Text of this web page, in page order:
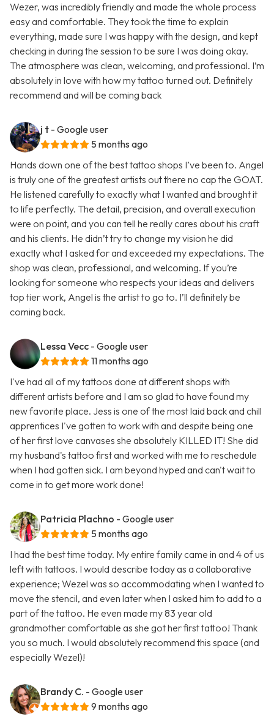
Wezer, was incredibly friendly and made the whole process
easy and comfortable. They took the time to explain
everything, made sure I was happy with the design, and kept
checking in during the session to be sure I was doing okay.
The atmosphere was clean, welcoming, and professional. I’m
absolutely in love with how my tattoo turned out. Definitely
recommend and will be coming back
j t - Google user
5 months ago
Hands down one of the best tattoo shops I’ve been to. Angel
is truly one of the greatest artists out there no cap the GOAT.
He listened carefully to exactly what I wanted and brought it
to life perfectly. The detail, precision, and overall execution
were on point, and you can tell he really cares about his craft
and his clients. He didn’t try to change my vision he did
exactly what I asked for and exceeded my expectations. The
shop was clean, professional, and welcoming. If you’re
looking for someone who respects your ideas and delivers
top tier work, Angel is the artist to go to. I’ll definitely be
coming back.
Lessa Vecc - Google user
11 months ago
I've had all of my tattoos done at different shops with
different artists before and I am so glad to have found my
new favorite place. Jess is one of the most laid back and chill
apprentices I've gotten to work with and despite being one
of her first love canvases she absolutely KILLED IT! She did
my husband's tattoo first and worked with me to reschedule
when I had gotten sick. I am beyond hyped and can't wait to
come in to get more work done!
Patricia Plachno - Google user
5 months ago
I had the best time today. My entire family came in and 4 of us
left with tattoos. I would describe today as a collaborative
experience; Wezel was so accommodating when I wanted to
move the stencil, and even later when I asked him to add to a
part of the tattoo. He even made my 83 year old
grandmother comfortable as she got her first tattoo! Thank
you so much. I would absolutely recommend this space (and
especially Wezel)!
Brandy C. - Google user
9 months ago